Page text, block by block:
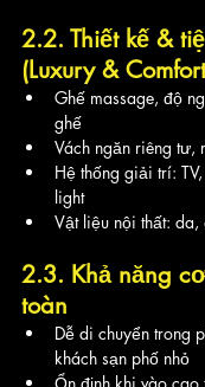
2.2. Thiết kế &
(Luxury &
Ghế massage, độ
ghế
Vách ngăn riêng tư,
Hệ thống giải trí:
light
Vật liệu nội thất: da,
2.3. Khả năng
toàn
Dễ di chuyển trong
khách sạn phố nhỏ